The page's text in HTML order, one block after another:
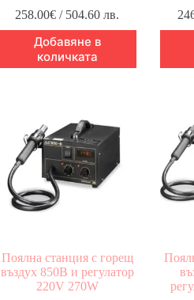
258.00€ / 504.60 лв.
Добавяне в
количката
Поялна станция с горещ
въздух 850B и регулатор
220V 270W